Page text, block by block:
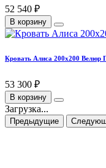
52 540 ₽
В корзину
Кровать Алиса 200х200 Велюр
53 300 ₽
В корзину
Загрузка...
Предыдущие